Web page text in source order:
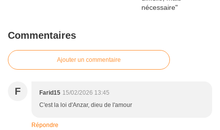
Commentaires
Ajouter un commentaire
F Farid15 15/02/2026 13:45
C'est la loi d'Anzar, dieu de l'amour
Répondre